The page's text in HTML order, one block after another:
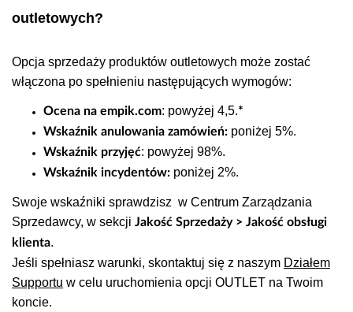
outletowych?
Opcja sprzedaży produktów outletowych może zostać
włączona po spełnieniu następujących wymogów:
Ocena na empik.com: powyżej 4,5.*
Wskaźnik anulowania zamówień: poniżej 5%.
Wskaźnik przyjęć: powyżej 98%.
Wskaźnik incydentów: poniżej 2%.
Swoje wskaźniki sprawdzisz w Centrum Zarządzania
Sprzedawcy, w sekcji Jakość Sprzedaży > Jakość obsługi
klienta.
Jeśli spełniasz warunki, skontaktuj się z naszym Działem
Supportu w celu uruchomienia opcji OUTLET na Twoim
koncie.